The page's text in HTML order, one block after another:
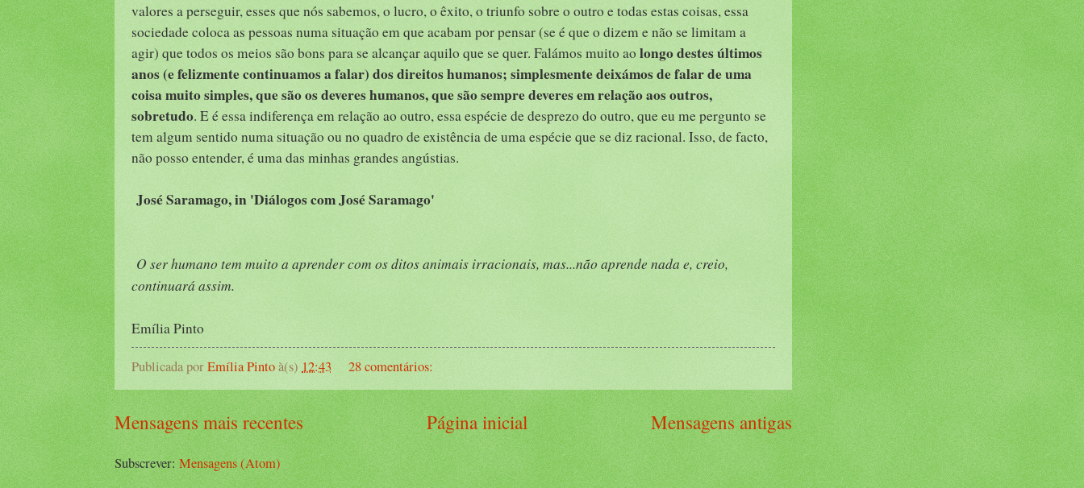
valores a perseguir, esses que nós sabemos, o lucro, o êxito, o triunfo sobre o outro e todas estas coisas, essa
sociedade coloca as pessoas numa situação em que acabam por pensar (se é que o dizem e não se limitam a
agir) que todos os meios são bons para se alcançar aquilo que se quer. Falámos muito aolongo destes últimos
anos (e felizmente continuamos a falar) dos direitos humanos; simplesmente deixámos de falar de uma
coisa muito simples, que são os deveres humanos, que são sempre deveres em relação aos outros,
sobretudo. E é essa indiferença em relação ao outro, essa espécie de desprezo do outro, que eu me pergunto se
tem algum sentido numa situação ou no quadro de existência de uma espécie que se diz racional. Isso, de facto,
não posso entender, é uma das minhas grandes angústias.
José Saramago, in 'Diálogos com José Saramago'
O ser humano tem muito a aprender com os ditos animais irracionais, mas...não aprende nada e, creio,
continuará assim.
Emília Pinto
Publicada porEmília Pintoà(s) 12:43 28 comentários:
Mensagens mais recentes Mensagens antigas
Página inicial
Subscrever:Mensagens (Atom)